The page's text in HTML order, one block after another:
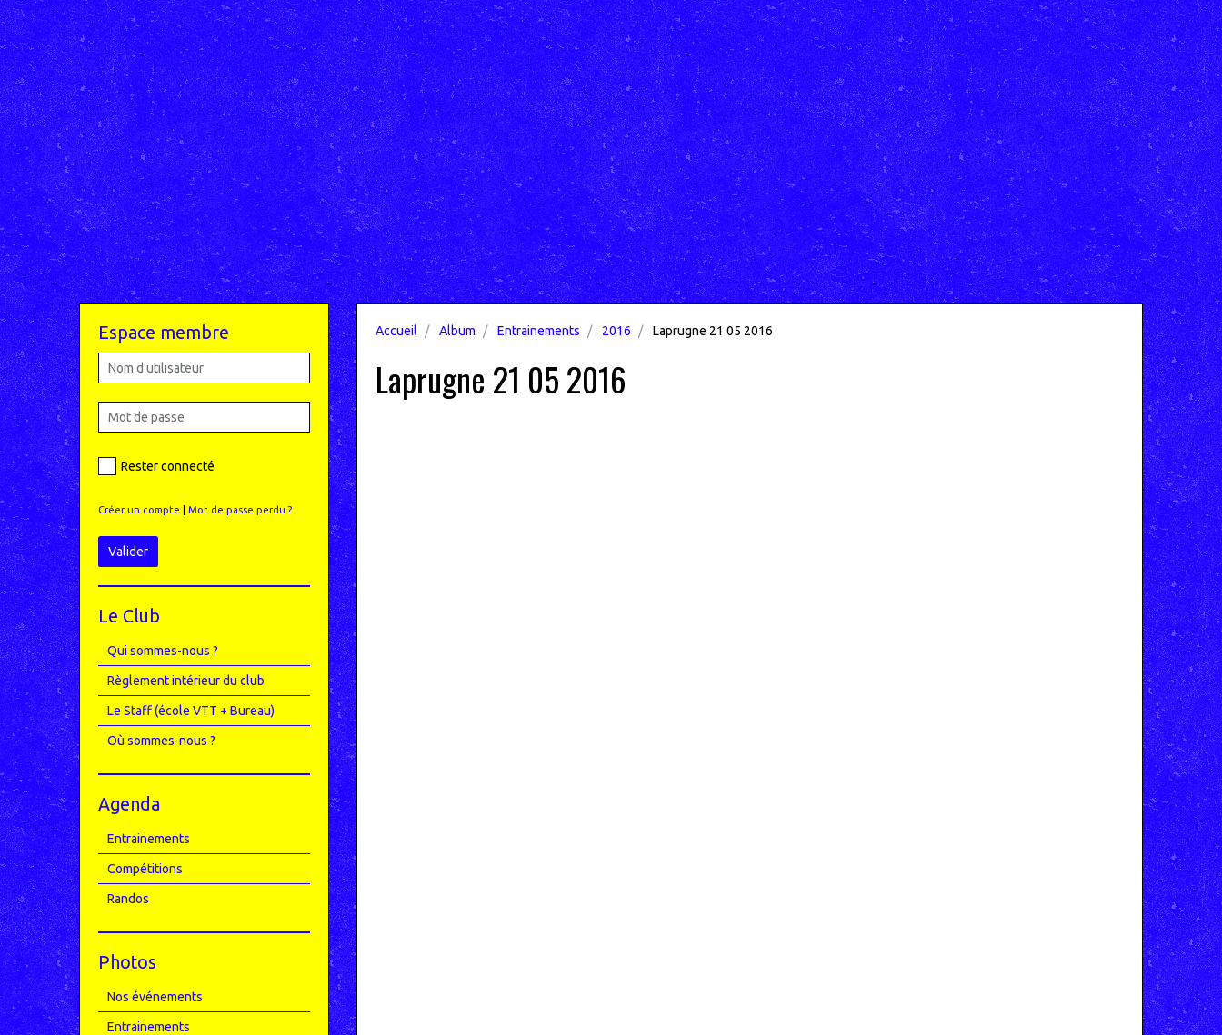
Accueil Album Entrainements 2016 Laprugne 21 05 2016
Laprugne 21 05 2016
Espace membre
Rester connecté
Créer un compte Mot de passe perdu ?
Valider
Le Club
Qui sommes-nous ?
Règlement intérieur du club
Le Staff (école VTT + Bureau)
Où sommes-nous ?
Agenda
Entrainements
Compétitions
Randos
Photos
Nos événements
Entrainements